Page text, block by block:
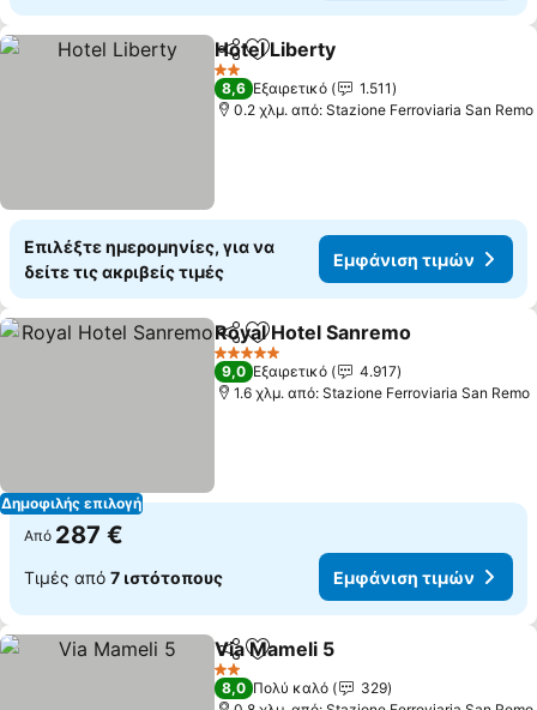
Κοινοποίηση
Προσθήκη στα αγαπημένα
Hotel Liberty
2 Αστέρια
8,6 Εξαιρετικό
1.511
0.2 χλμ. από: Stazione Ferroviaria San Remo
Επιλέξτε ημερομηνίες, για να
δείτε τις ακριβείς τιμές
Εμφάνιση τιμών
Δημοφιλής επιλογή
Κοινοποίηση
Προσθήκη στα αγαπημένα
Royal Hotel Sanremo
5 Αστέρια
9,0 Εξαιρετικό
4.917
1.6 χλμ. από: Stazione Ferroviaria San Remo
Από 287 €
Τιμές από 7 ιστότοπους Εμφάνιση τιμών
Κοινοποίηση
Προσθήκη στα αγαπημένα
Via Mameli 5
2 Αστέρια
8,0 Πολύ καλό
329